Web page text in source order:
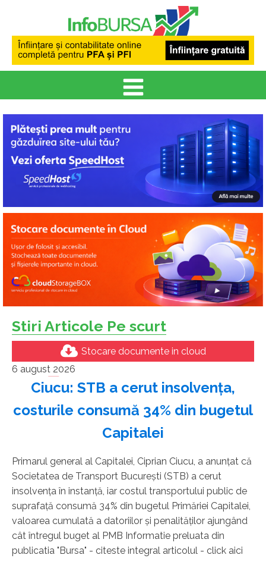
Stiri Articole Pe scurt
Stocare documente in cloud
6 august 2026
Ciucu: STB a cerut insolvenţa,
costurile consumă 34% din bugetul
Capitalei
Primarul general al Capitalei, Ciprian Ciucu, a anunţat că
Societatea de Transport Bucureşti (STB) a cerut
insolvenţa în instanţă, iar costul transportului public de
suprafaţă consumă 34% din bugetul Primăriei Capitalei,
valoarea cumulată a datoriilor şi penalităţilor ajungând
cât întregul buget al PMB Informatie preluata din
publicatia "Bursa" - citeste integral articolul - click aici